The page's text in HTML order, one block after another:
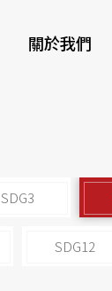
關於我們
SDG3
SDG12